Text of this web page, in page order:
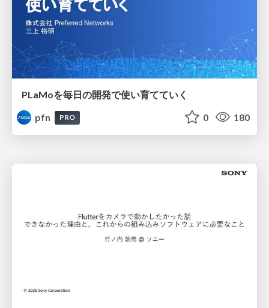
PLaMoを毎日の開発で使い育てていく
pfn
PRO 0 180